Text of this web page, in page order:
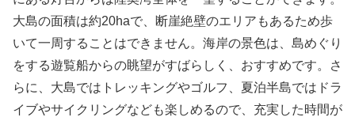
大島の面積は約20haで、断崖絶壁のエリアもあるため歩
いて一周することはできません。海岸の景色は、島めぐり
をする遊覧船からの眺望がすばらしく、おすすめです。さ
らに、大島ではトレッキングやゴルフ、夏泊半島ではドラ
イブやサイクリングなども楽しめるので、充実した時間が